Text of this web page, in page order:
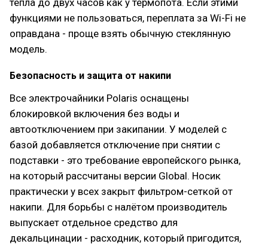
тепла до двух часов как у термопота. Если этими
функциями не пользоваться, переплата за Wi-Fi не
оправдана - проще взять обычную стеклянную
модель.
Безопасность и защита от накипи
Все электрочайники Polaris оснащены
блокировкой включения без воды и
автоотключением при закипании. У моделей с
базой добавляется отключение при снятии с
подставки - это требование европейского рынка,
на который рассчитаны версии Global. Носик
практически у всех закрыт фильтром-сеткой от
накипи. Для борьбы с налётом производитель
выпускает отдельное средство для
декальцинации - расходник, который пригодится,